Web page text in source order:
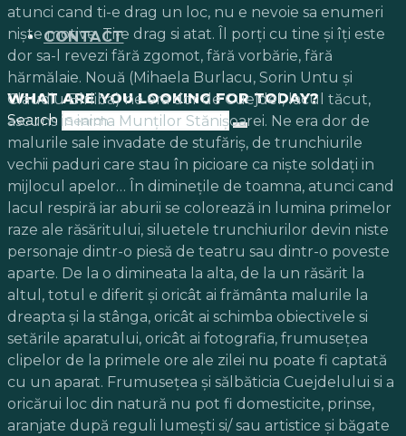
CONTACT
WHAT ARE YOU LOOKING FOR TODAY?
Search
atunci cand ti-e drag un loc, nu e nevoie sa enumeri
nişte motive. Ti-e drag si atat. Îl porţi cu tine şi îţi este
dor sa-l revezi fără zgomot, fără vorbărie, fără
hărmălaie. Nouă (Mihaela Burlacu, Sorin Untu şi
Claudiu Bîrliba) ne era dor de Cuejdel, lacul tăcut,
ascuns in inima Munţilor Stănişoarei. Ne era dor de
malurile sale invadate de stufăriş, de trunchiurile
vechii paduri care stau în picioare ca nişte soldaţi in
mijlocul apelor… În dimineţile de toamna, atunci cand
lacul respiră iar aburii se colorează in lumina primelor
raze ale răsăritului, siluetele trunchiurilor devin niste
personaje dintr-o piesă de teatru sau dintr-o poveste
aparte. De la o dimineata la alta, de la un răsărit la
altul, totul e diferit şi oricât ai frământa malurile la
dreapta şi la stânga, oricât ai schimba obiectivele si
setările aparatului, oricât ai fotografia, frumuseţea
clipelor de la primele ore ale zilei nu poate fi captată
cu un aparat. Frumuseţea şi sălbăticia Cuejdelului si a
oricărui loc din natură nu pot fi domesticite, prinse,
aranjate după reguli lumeşti si/ sau artistice şi băgate